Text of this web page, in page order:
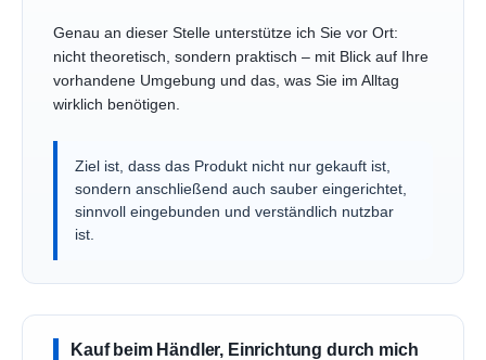
Genau an dieser Stelle unterstütze ich Sie vor Ort:
nicht theoretisch, sondern praktisch – mit Blick auf Ihre
vorhandene Umgebung und das, was Sie im Alltag
wirklich benötigen.
Ziel ist, dass das Produkt nicht nur gekauft ist,
sondern anschließend auch sauber eingerichtet,
sinnvoll eingebunden und verständlich nutzbar
ist.
Kauf beim Händler, Einrichtung durch mich